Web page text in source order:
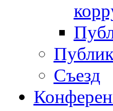
Съезд